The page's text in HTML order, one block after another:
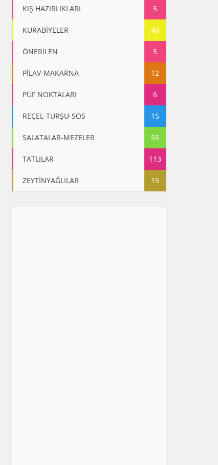
KIŞ HAZIRLIKLARI 5
KURABİYELER 49
ÖNERİLEN 5
PİLAV-MAKARNA 12
PÜF NOKTALARI 6
REÇEL-TURŞU-SOS 15
SALATALAR-MEZELER 55
TATLILAR 113
ZEYTİNYAĞLILAR 15